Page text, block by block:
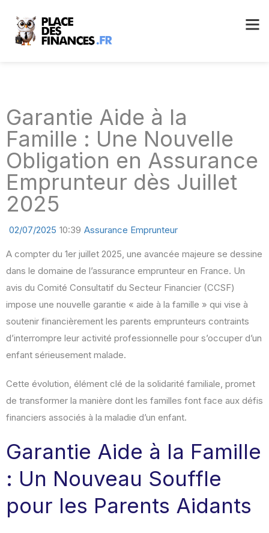
Garantie Aide à la
Famille : Une Nouvelle
Obligation en Assurance
Emprunteur dès Juillet
2025
02/07/2025 10:39 Assurance Emprunteur
A compter du 1er juillet 2025, une avancée majeure se dessine
dans le domaine de l’assurance emprunteur en France. Un
avis du Comité Consultatif du Secteur Financier (CCSF)
impose une nouvelle garantie « aide à la famille » qui vise à
soutenir financièrement les parents emprunteurs contraints
d’interrompre leur activité professionnelle pour s’occuper d’un
enfant sérieusement malade.
Cette évolution, élément clé de la solidarité familiale, promet
de transformer la manière dont les familles font face aux défis
financiers associés à la maladie d’un enfant.
Garantie Aide à la Famille
: Un Nouveau Souffle
pour les Parents Aidants